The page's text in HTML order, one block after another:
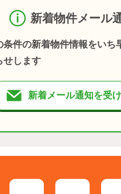
新着物件メール
条件の新着物件情報をいち
せします
新着メール通知を受